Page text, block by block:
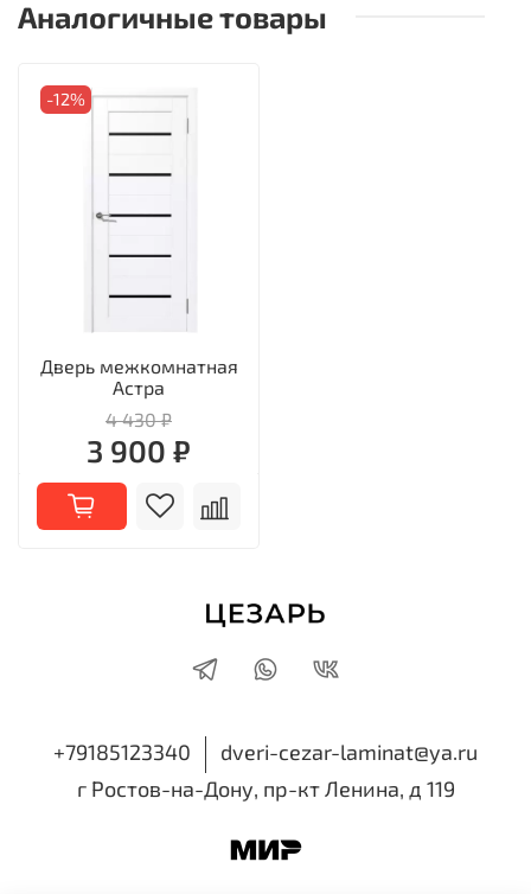
Аналогичные товары
-12%
Дверь межкомнатная
Астра
4 430 ₽
3 900 ₽
+79185123340
dveri-cezar-laminat@ya.ru
г Ростов-на-Дону, пр-кт Ленина, д 119